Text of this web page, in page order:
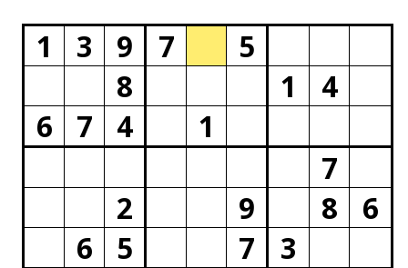
1 3 9 7
5
8
1
4
6
7 4
1
7
2
9 8
6
6
5 7
3